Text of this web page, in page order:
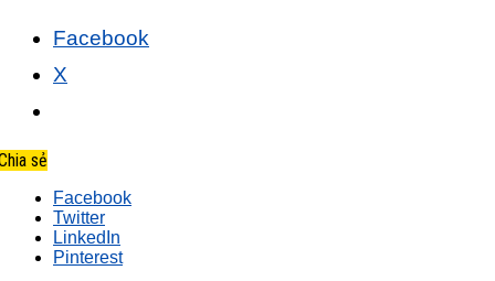
Facebook
X
sẻ
Facebook
Twitter
LinkedIn
Pinterest